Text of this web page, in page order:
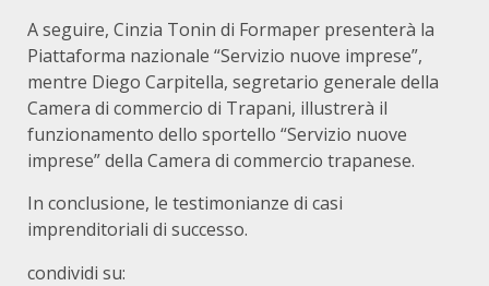
A seguire, Cinzia Tonin di Formaper presenterà la
Piattaforma nazionale “Servizio nuove imprese”,
mentre Diego Carpitella, segretario generale della
Camera di commercio di Trapani, illustrerà il
funzionamento dello sportello “Servizio nuove
imprese” della Camera di commercio trapanese.
In conclusione, le testimonianze di casi
imprenditoriali di successo.
condividi su: